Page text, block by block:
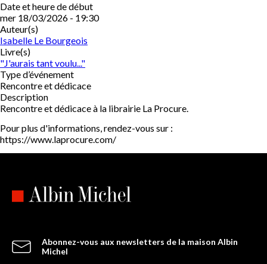
Date et heure de début
mer 18/03/2026 - 19:30
Auteur(s)
Isabelle Le Bourgeois
Livre(s)
"J'aurais tant voulu..."
Type d’événement
Rencontre et dédicace
Description
Rencontre et dédicace à la librairie La Procure.
Pour plus d'informations, rendez-vous sur :
https://www.laprocure.com/
Abonnez-vous aux newsletters de la maison Albin
Michel